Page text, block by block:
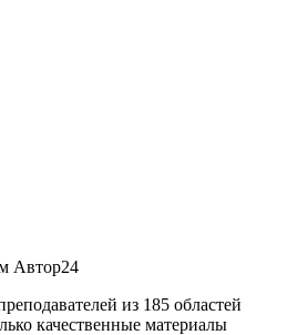
Автор24
из 185 областей
качественные материалы